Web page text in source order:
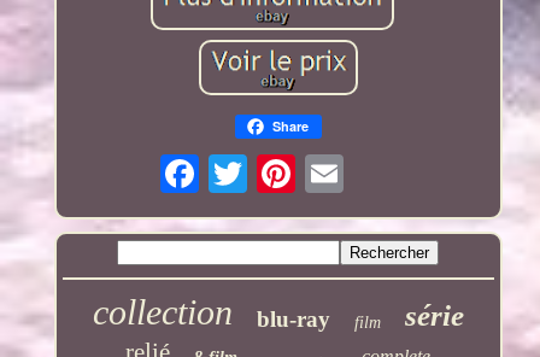
Share
collection blu-ray film série